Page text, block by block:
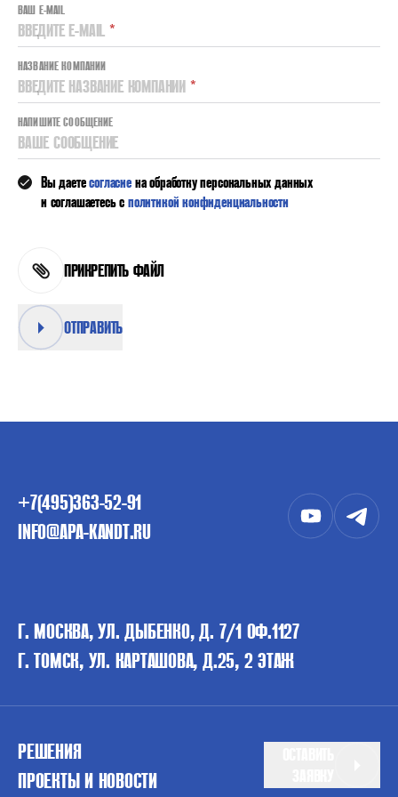
ВАШ E-MAIL
ВВЕДИТЕ E-MAIL *
НАЗВАНИЕ КОМПАНИИ
ВВЕДИТЕ НАЗВАНИЕ КОМПАНИИ *
НАПИШИТЕ СООБЩЕНИЕ
ВАШЕ СООБЩЕНИЕ
Вы даетесогласиена обработку персональных данных
и соглашаетесь сполитикой конфиденциальности
ПРИКРЕПИТЬ ФАЙЛ
ОТПРАВИТЬ
+7(495)363-52-91
INFO@APA-KANDT.RU
Г. МОСКВА, УЛ. ДЫБЕНКО, Д. 7/1 ОФ.1127
Г. ТОМСК, УЛ. КАРТАШОВА, Д.25, 2 ЭТАЖ
РЕШЕНИЯ
ПРОЕКТЫ И НОВОСТИ